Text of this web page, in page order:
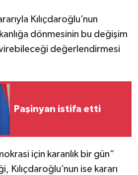
Kılıçdaroğlu’nun
dönmesinin bu değişim
değerlendirmesi
Paşinyan istifa etti
için karanlık bir gün”
Kılıçdaroğlu’nun ise kararı